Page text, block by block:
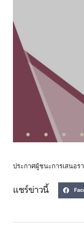
ประกาศผู้ชนะการเสนอ
แชร์ข่าวนี้